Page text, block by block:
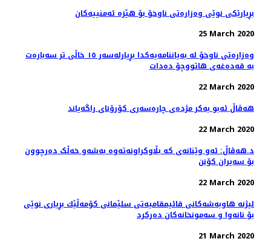
بڕیارێكی نوێی وەزارەتی ناوخۆ بۆ هێزە ئەمنییەكان
25 March 2020
وەزارەتی ناوخۆ لە بەیاننامەیەکدا بڕیارلەسەر ١٥ خاڵی تر سەبارەت
بە قەدەغەی هاتووچۆ دەدات
22 March 2020
هه‌ڤاڵ ئه‌بو به‌كر مژده‌ی چاره‌سه‌ری کۆرۆنای راگه‌یاند
22 March 2020
د.هەڤاڵ: ئەو وێنانەی کە بڵاوکراونەتەوە بەشەو خەڵک دەرچوون
بۆ سەیران کۆنن
22 March 2020
لیژنه‌ هاوبه‌شه‌كانی قائیمقامیه‌تی سلێمانی كۆمه‌ڵێك بڕیاری نوێی
بۆ نانه‌وا و سه‌مونخانه‌كان ده‌ركرد
21 March 2020